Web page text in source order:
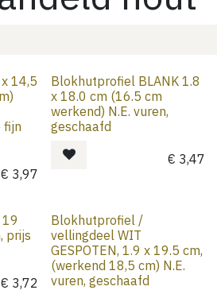
14,5
fijn
€ 3,97
Blokhutprofiel BLANK 1.8
x 18.0 cm (16.5 cm
werkend) N.E. vuren,
geschaafd
€ 3,47
prijs
€ 3,72
Blokhutprofiel /
vellingdeel WIT
GESPOTEN, 1.9 x 19.5 cm,
(werkend 18,5 cm) N.E.
vuren, geschaafd